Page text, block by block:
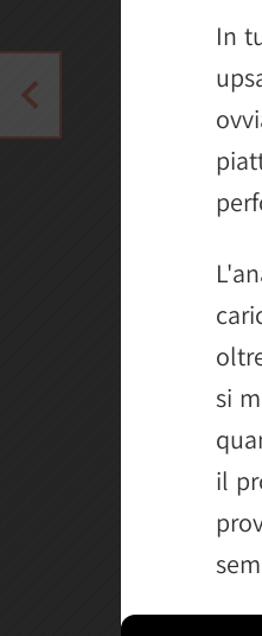
In
si
il